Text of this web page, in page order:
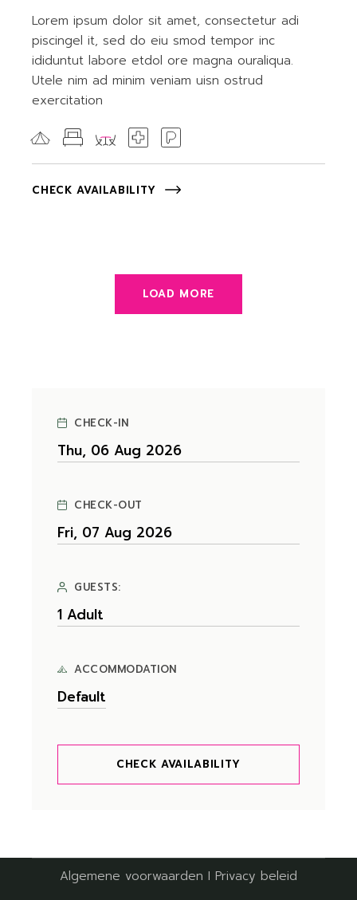
Lorem ipsum dolor sit amet, consectetur adi
piscingel it, sed do eiu smod tempor inc
ididuntut labore etdol ore magna ouraliqua.
Utele nim ad minim veniam uisn ostrud
exercitation
CHECK AVAILABILITY
LOAD MORE
CHECK-IN
CHECK-OUT
GUESTS:
ACCOMMODATION
CHECK AVAILABILITY
Algemene voorwaarden I Privacy beleid